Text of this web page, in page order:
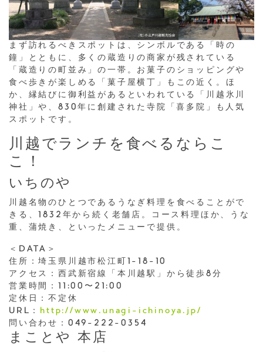
まず訪れるべきスポットは、シンボルである「時の
鐘」とともに、多くの蔵造りの商家が残されている
「蔵造りの町並み」の一帯。お菓子のショッピングや
食べ歩きが楽しめる「菓子屋横丁」もこの近く。ほ
か、縁結びに御利益があるといわれている「川越氷川
神社」や、830年に創建された寺院「喜多院」も人気
スポットです。
川越でランチを食べるならこ
こ！
いちのや
川越名物のひとつであるうなぎ料理を食べることがで
きる、1832年から続く老舗店。コース料理ほか、うな
重、蒲焼き、といったメニューで提供。
＜DATA＞
住所：埼玉県川越市松江町1-18-10
アクセス：西武新宿線「本川越駅」から徒歩8分
営業時間：11:00〜21:00
定休日：不定休
URL：
http://www.unagi-ichinoya.jp/
問い合わせ：049-222-0354
まことや 本店